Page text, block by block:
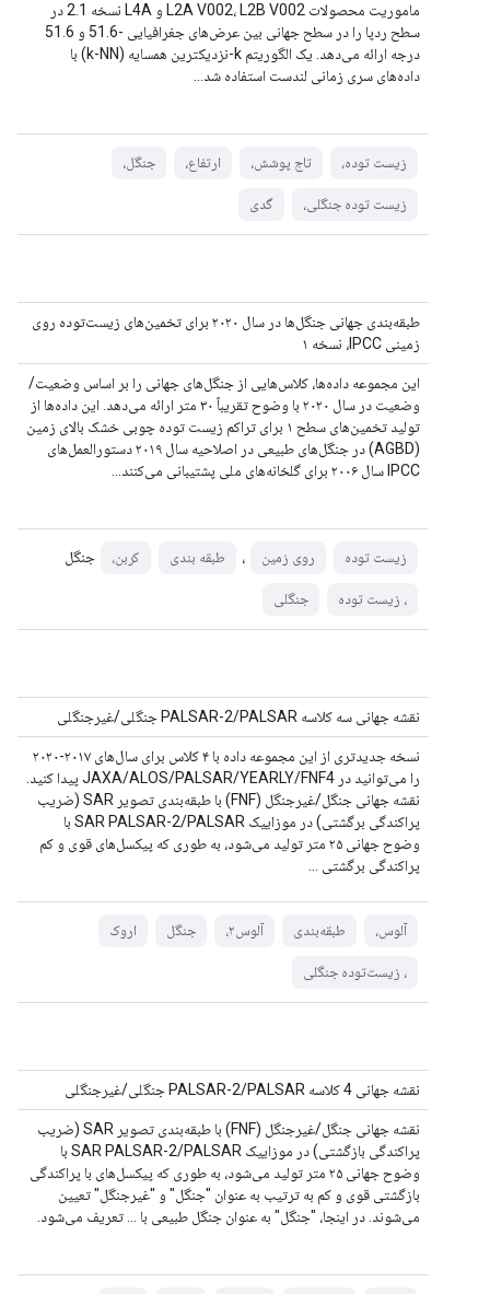
ماموریت محصولات L2A V002، L2B V002 و L4A نسخه 2.1 در
سطح ردپا را در سطح جهانی بین عرض‌های جغرافیایی -51.6 و 51.6
درجه ارائه می‌دهد. یک الگوریتم k-نزدیکترین همسایه (k-NN) با
داده‌های سری زمانی لندست استفاده شد…
زیست توده، تاج پوشش، ارتفاع، جنگل،
زیست توده جنگلی، گدی
طبقه‌بندی جهانی جنگل‌ها در سال ۲۰۲۰ برای تخمین‌های زیست‌توده روی
زمینی IPCC، نسخه ۱
این مجموعه داده‌ها، کلاس‌هایی از جنگل‌های جهانی را بر اساس وضعیت/
وضعیت در سال ۲۰۲۰ با وضوح تقریباً ۳۰ متر ارائه می‌دهد. این داده‌ها از
تولید تخمین‌های سطح ۱ برای تراکم زیست توده چوبی خشک بالای زمین
(AGBD) در جنگل‌های طبیعی در اصلاحیه سال ۲۰۱۹ دستورالعمل‌های
IPCC سال ۲۰۰۶ برای گلخانه‌های ملی پشتیبانی می‌کنند…
زیست توده روی زمین ، طبقه بندی کربن، جنگل
، زیست توده جنگلی
نقشه جهانی سه کلاسه PALSAR-2/PALSAR جنگلی/غیرجنگلی
نسخه جدیدتری از این مجموعه داده با ۴ کلاس برای سال‌های ۲۰۱۷-۲۰۲۰
را می‌توانید در JAXA/ALOS/PALSAR/YEARLY/FNF4 پیدا کنید.
نقشه جهانی جنگل/غیرجنگل (FNF) با طبقه‌بندی تصویر SAR (ضریب
پراکندگی برگشتی) در موزاییک SAR PALSAR-2/PALSAR با
وضوح جهانی ۲۵ متر تولید می‌شود، به طوری که پیکسل‌های قوی و کم
پراکندگی برگشتی ...
آلوس، طبقه‌بندی آلوس۲، جنگل اروک
، زیست‌توده جنگلی
نقشه جهانی 4 کلاسه PALSAR-2/PALSAR جنگلی/غیرجنگلی
نقشه جهانی جنگل/غیرجنگل (FNF) با طبقه‌بندی تصویر SAR (ضریب
پراکندگی بازگشتی) در موزاییک SAR PALSAR-2/PALSAR با
وضوح جهانی ۲۵ متر تولید می‌شود، به طوری که پیکسل‌های با پراکندگی
بازگشتی قوی و کم به ترتیب به عنوان "جنگل" و "غیرجنگل" تعیین
می‌شوند. در اینجا، "جنگل" به عنوان جنگل طبیعی با ... تعریف می‌شود.